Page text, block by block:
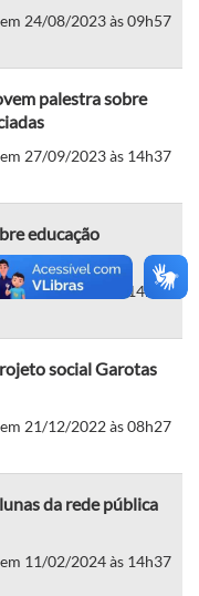
24/08/2023 às 09h57
palestra sobre
27/09/2023 às 14h37
educação
10/05/2023 às 14h48
social Garotas
21/12/2022 às 08h27
da rede pública
11/02/2024 às 14h37